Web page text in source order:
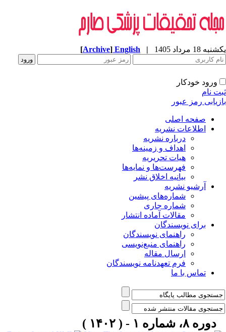
18 مرداد 1405 |
English
[Archive]
ورود خودکار
نام
رمز عبور
صفحه اصلی
اطلاعات نشریه
درباره نشریه
اهداف و زمینه‌ها
هیات تحریریه
فهرست‌ها و نمایه‌ها
بیانیه اخلاق نشر
آرشیو نشریه
شماره‌های پیشین
شماره جاری
مقالات آماده انتشار
برای نویسندگان
راهنمای نویسندگان
راهنمای منبع‌نویسی
ارسال مقاله
فرم تعهدنامه نویسندگان
تماس با ما
دوره ۸، شماره ۱ - ( ۱۴۰۲ )